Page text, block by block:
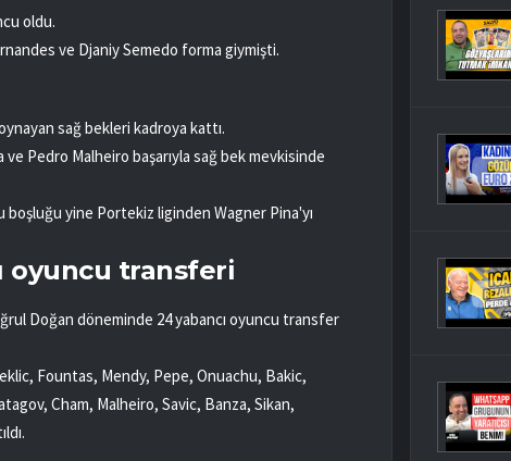
oldu.
ve Djaniy Semedo forma giymişti.
sağ bekleri kadroya kattı.
Pedro Malheiro başarıyla sağ bek mevkisinde
boşluğu yine Portekiz liginden Wagner Pina'yı
oyuncu transferi
Doğan döneminde 24 yabancı oyuncu transfer
Fountas, Mendy, Pepe, Onuachu, Bakic,
Cham, Malheiro, Savic, Banza, Sikan,